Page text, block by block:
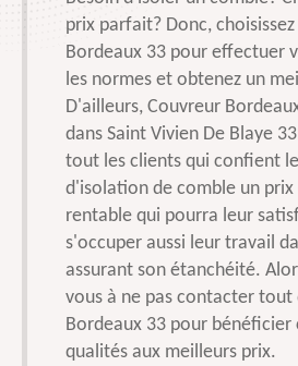
prix parfait? Donc,
Bordeaux 33 pour effectuer
les normes et obtenez un
D'ailleurs, Couvreur
dans Saint Vivien De Blaye
tout les clients qui confient
d'isolation de comble un
rentable qui pourra leur
s'occuper aussi leur travail
assurant son étanchéité.
vous à ne pas contacter tout
Bordeaux 33 pour bénéficier
qualités aux meilleurs prix.